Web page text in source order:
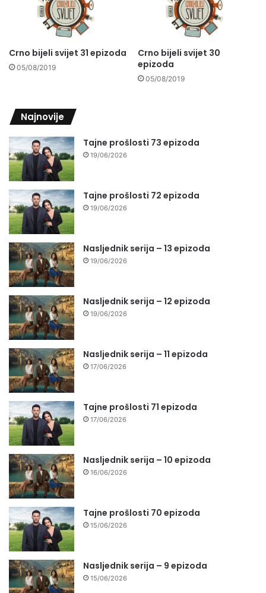
Crno bijeli svijet 31 epizoda
05/08/2019
Crno bijeli svijet 30
epizoda
05/08/2019
Najnovije
Tajne prošlosti 73 epizoda
19/06/2026
Tajne prošlosti 72 epizoda
19/06/2026
Nasljednik serija – 13 epizoda
19/06/2026
Nasljednik serija – 12 epizoda
19/06/2026
Nasljednik serija – 11 epizoda
17/06/2026
Tajne prošlosti 71 epizoda
17/06/2026
Nasljednik serija – 10 epizoda
16/06/2026
Tajne prošlosti 70 epizoda
15/06/2026
Nasljednik serija – 9 epizoda
15/06/2026